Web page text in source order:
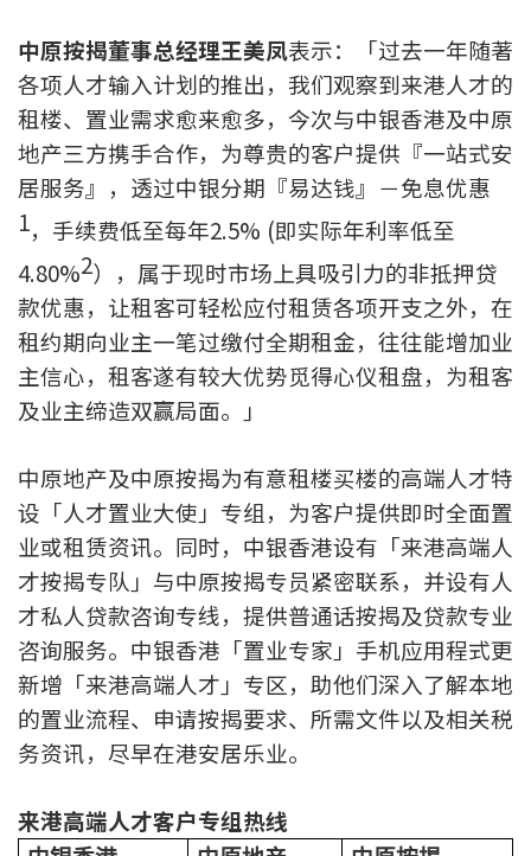
中原按揭董事总经理王美凤表示：「过去一年随著
各项人才输入计划的推出，我们观察到来港人才的
租楼、置业需求愈来愈多，今次与中银香港及中原
地产三方携手合作，为尊贵的客户提供『一站式安
居服务』，透过中银分期『易达钱』－免息优惠
1，手续费低至每年2.5% (即实际年利率低至
4.80%2），属于现时市场上具吸引力的非抵押贷
款优惠，让租客可轻松应付租赁各项开支之外，在
租约期向业主一笔过缴付全期租金，往往能增加业
主信心，租客遂有较大优势觅得心仪租盘，为租客
及业主缔造双赢局面。」
中原地产及中原按揭为有意租楼买楼的高端人才特
设「人才置业大使」专组，为客户提供即时全面置
业或租赁资讯。同时，中银香港设有「来港高端人
才按揭专队」与中原按揭专员紧密联系，并设有人
才私人贷款咨询专线，提供普通话按揭及贷款专业
咨询服务。中银香港「置业专家」手机应用程式更
新增「来港高端人才」专区，助他们深入了解本地
的置业流程、申请按揭要求、所需文件以及相关税
务资讯，尽早在港安居乐业。
来港高端人才客户专组热线